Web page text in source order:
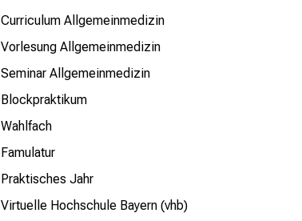
Curriculum Allgemeinmedizin
Vorlesung Allgemeinmedizin
Seminar Allgemeinmedizin
Blockpraktikum
Wahlfach
Famulatur
Praktisches Jahr
Virtuelle Hochschule Bayern (vhb)